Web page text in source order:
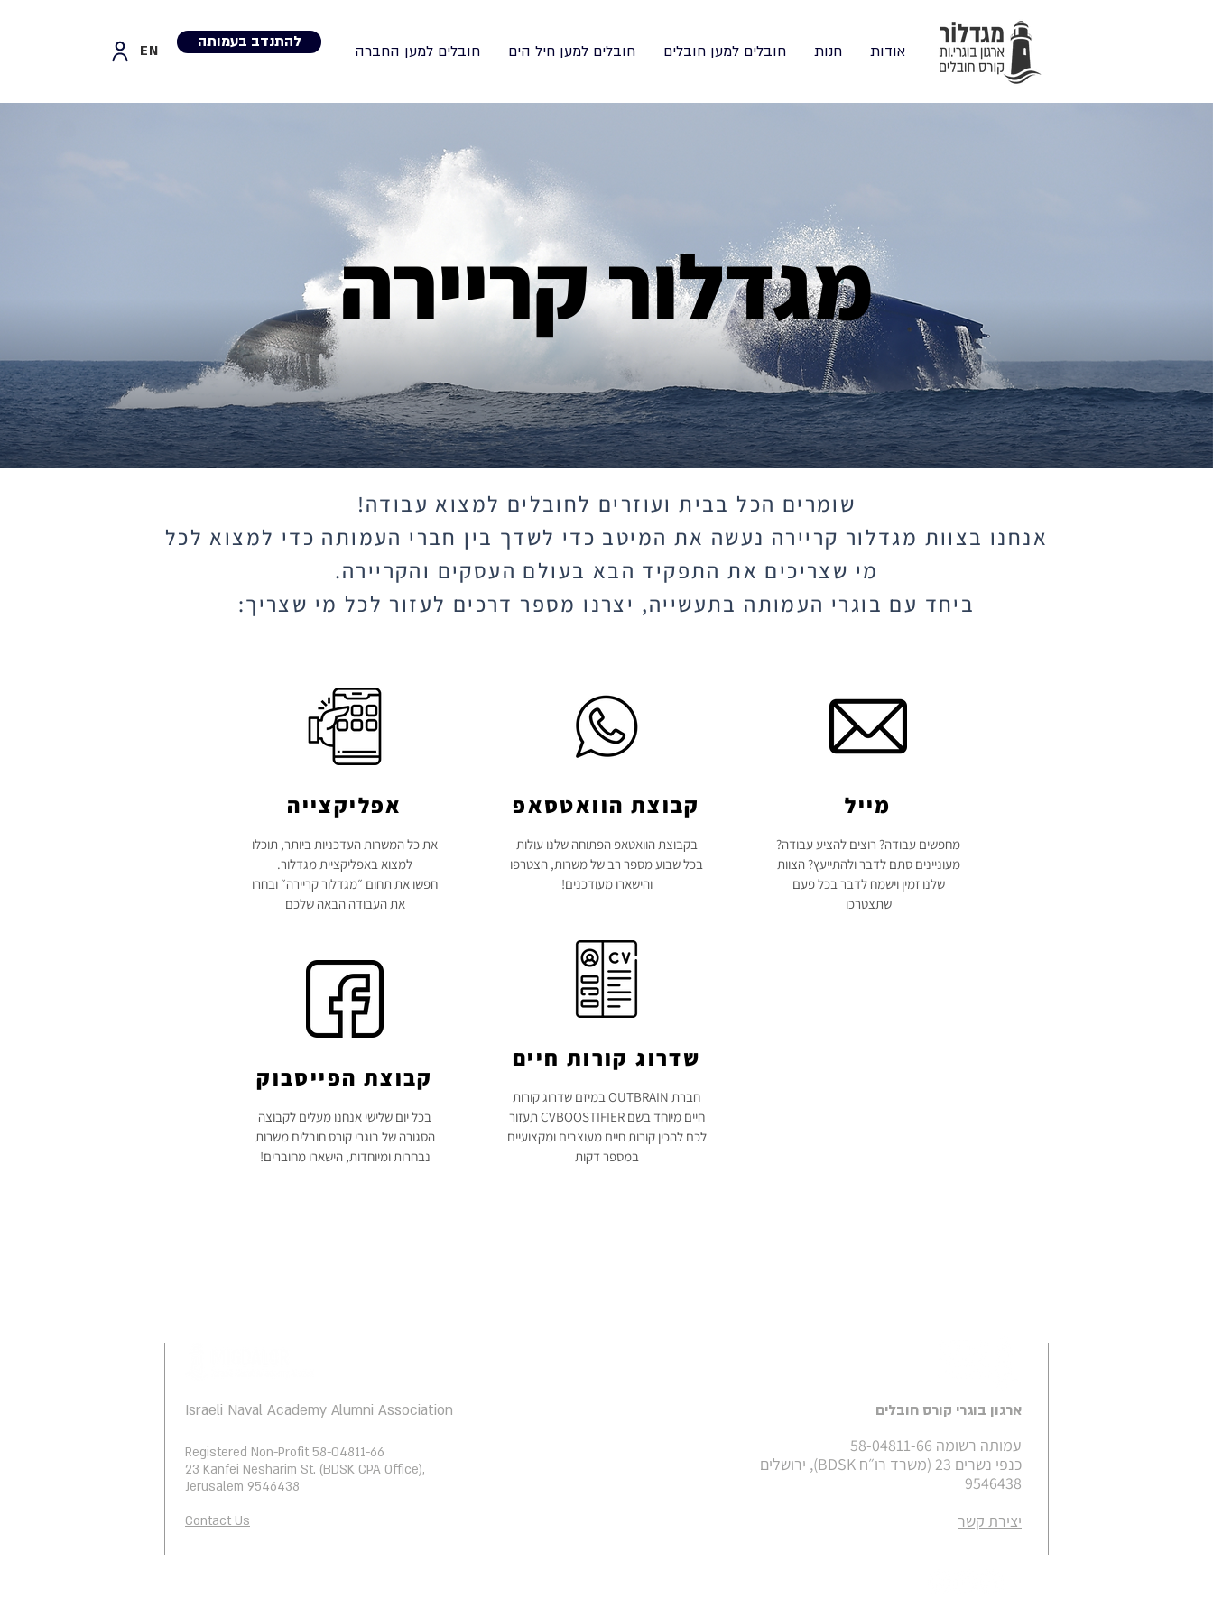
EN להתנדב בעמותה אודות חנות חובלים למען חובלים חובלים למען חיל הים חובלים למען החברה
מגדלור קריירה
שומרים הכל בבית ועוזרים לחובלים למצוא עבודה!
אנחנו בצוות מגדלור קריירה נעשה את המיטב כדי לשדך בין חברי העמותה כדי למצוא לכל
מי שצריכים את התפקיד הבא בעולם העסקים והקריירה.
ביחד עם בוגרי העמותה בתעשייה, יצרנו מספר דרכים לעזור לכל מי שצריך:
אפליקצייה
את כל המשרות העדכניות ביותר, תוכלו
למצוא באפליקציית מגדלור.
חפשו את תחום ״מגדלור קריירה״ ובחרו
את העבודה הבאה שלכם
קבוצת הפייסבוק
בכל יום שלישי אנחנו מעלים לקבוצה
הסגורה של בוגרי קורס חובלים משרות
נבחרות ומיוחדות, הישארו מחוברים!
קבוצת הוואטסאפ
בקבוצת הוואטאפ הפתוחה שלנו עולות
בכל שבוע מספר רב של משרות, הצטרפו
והישארו מעודכנים!
שדרוג קורות חיים
חברת OUTBRAIN במיזם שדרוג קורות
חיים מיוחד בשם CVBOOSTIFIER תעזור
לכם להכין קורות חיים מעוצבים ומקצועיים
במספר דקות
מייל
מחפשים עבודה? רוצים להציע עבודה?
מעוניינים סתם לדבר ולהתייעץ? הצוות
שלנו זמין וישמח לדבר בכל פעם
שתצטרכו
Israeli Naval Academy Alumni Association
Registered Non-Profit 58-04811-66
23 Kanfei Nesharim St. (BDSK CPA Office),
Jerusalem 9546438
Contact Us
ארגון בוגרי קורס חובלים
עמותה רשומה 58-04811-66
כנפי נשרים 23 (משרד רו״ח BDSK), ירושלים
9546438
יצירת קשר